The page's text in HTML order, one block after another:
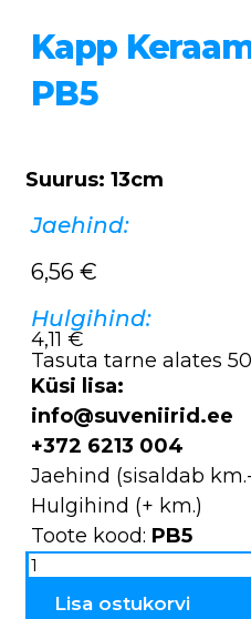
Kapp
PB5
Suurus: 13cm
Jaehind:
6,56 €
Hulgihind:
4,11 €
Tasuta tarne alates
Küsi lisa:
info@suveniirid.ee
+372 6213 004
Jaehind (sisaldab
Hulgihind (+ km.)
Toote kood: PB5
Kapp
keraamiline
500ml
Lisa ostukorvi